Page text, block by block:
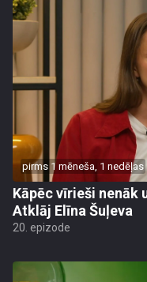
pirms 1 mēneša, 1 nedēļas
Kāpēc vīrieši nenāk
Atklāj Elīna Šuļeva
20. epizode